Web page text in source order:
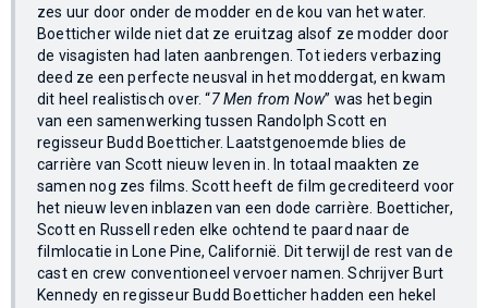
zes uur door onder de modder en de kou van het water.
Boetticher wilde niet dat ze eruitzag alsof ze modder door
de visagisten had laten aanbrengen. Tot ieders verbazing
deed ze een perfecte neusval in het moddergat, en kwam
dit heel realistisch over. “7 Men from Now” was het begin
van een samenwerking tussen Randolph Scott en
regisseur Budd Boetticher. Laatstgenoemde blies de
carrière van Scott nieuw leven in. In totaal maakten ze
samen nog zes films. Scott heeft de film gecrediteerd voor
het nieuw leven inblazen van een dode carrière. Boetticher,
Scott en Russell reden elke ochtend te paard naar de
filmlocatie in Lone Pine, Californië. Dit terwijl de rest van de
cast en crew conventioneel vervoer namen. Schrijver Burt
Kennedy en regisseur Budd Boetticher hadden een hekel